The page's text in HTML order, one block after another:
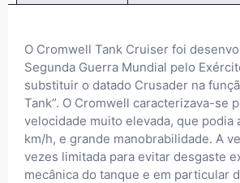
O Cromwell Tank Cruiser foi
Segunda Guerra Mundial pelo
substituir o datado Crusader na
Tank”. O Cromwell caracterizava-se
velocidade muito elevada, que podia
km/h, e grande manobrabilidade. A
vezes limitada para evitar desgaste
mecânica do tanque e em particular